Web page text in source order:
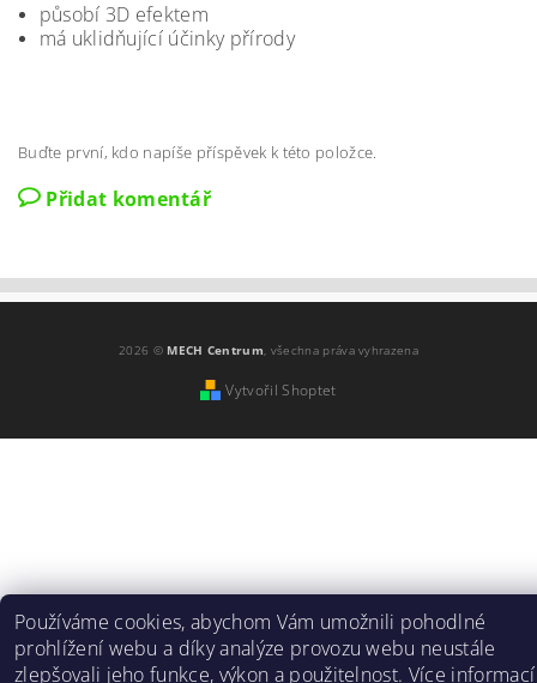
působí 3D efektem
má uklidňující účinky přírody
Buďte první, kdo napíše příspěvek k této položce.
Přidat komentář
2026 © MECH Centrum, všechna práva vyhrazena
Vytvořil Shoptet
Používáme cookies, abychom Vám umožnili pohodlné
prohlížení webu a díky analýze provozu webu neustále
zlepšovali jeho funkce, výkon a použitelnost. Více informací